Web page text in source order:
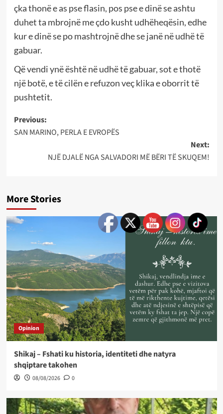
çka thonë e as pse flasin, pos pse e dinë se ashtu
duhet ta mbrojnë me çdo kusht udhëheqësin, edhe
kur e dinë se po mashtrojnë dhe se janë në udhë të
gabuar.
Që vendi ynë është në udhë të gabuar, sot e thotë
një botë, e të cilën e refuzon veç klika e oborrit të
pushtetit.
Post
navigation
Previous:
SAN MARINO, PERLA E EVROPËS
Next:
NJË DJALË NGA SALVADORI MË BËRI TË SKUQEM!
More Stories
Opinion
Shikaj – Fshati ku historia, identiteti dhe natyra
shqiptare takohen
08/08/2026 0